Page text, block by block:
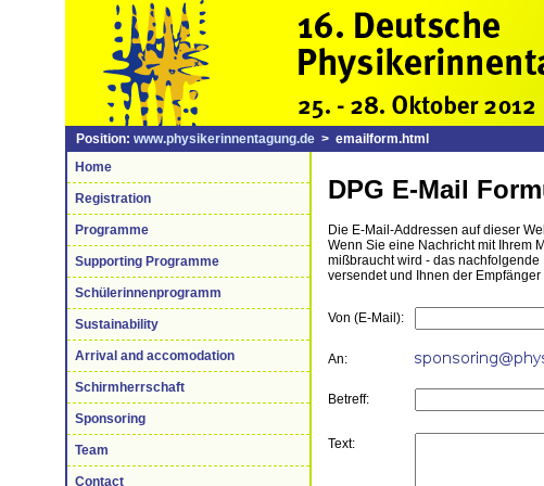
Position: www.physikerinnentagung.de > emailform.html
Home
Registration
Programme
Supporting Programme
Schülerinnenprogramm
Sustainability
Arrival and accomodation
Schirmherrschaft
Sponsoring
Team
Contact
DPG E-Mail
Die E-Mail-Addressen auf dieser
Wenn Sie eine Nachricht mit Ihrem
mißbraucht wird - das
versendet und Ihnen der
Von (E-Mail):
An:
Betreff:
Text: